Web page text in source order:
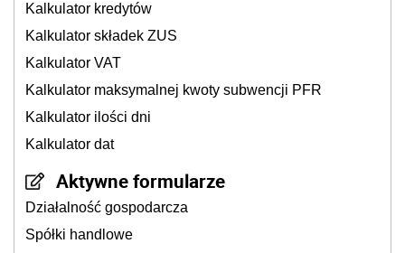
Kalkulator kredytów
Kalkulator składek ZUS
Kalkulator VAT
Kalkulator maksymalnej kwoty subwencji PFR
Kalkulator ilości dni
Kalkulator dat
Aktywne formularze
Działalność gospodarcza
Spółki handlowe